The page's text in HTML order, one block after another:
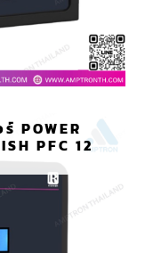
POWER
PFC 12